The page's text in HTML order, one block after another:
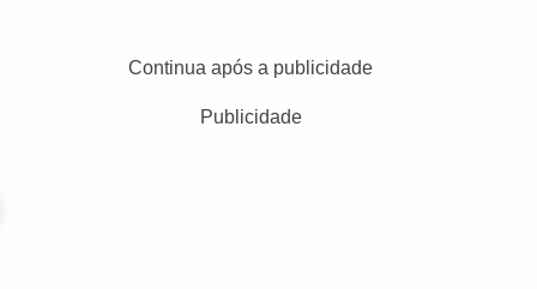
Continua após a publicidade
Publicidade